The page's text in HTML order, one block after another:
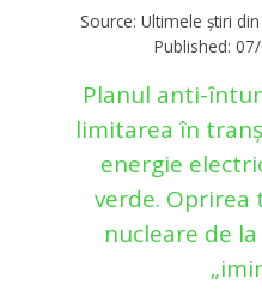
Source: Ultimele știri
Published:
Planul anti-
limitarea în
energie
verde. Oprirea
nucleare de